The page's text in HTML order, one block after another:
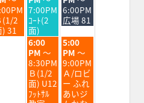
,
(1/2
31
日,
8
月
28th
2026
7:00PM
ｺｰﾄ(2
面)
日,
8
月
29th
2026
6:00PM
広場 81
金
曜
日,
8
月
28th
6:00
PM ～
8:30PM
Ｂ(1/2
面) U12
ﾌｯﾄｻﾙ
土
曜
日,
8
月
29th
5:00
PM ～
9:00PM
Ａ/ロビ
ー ふれ
あいジ